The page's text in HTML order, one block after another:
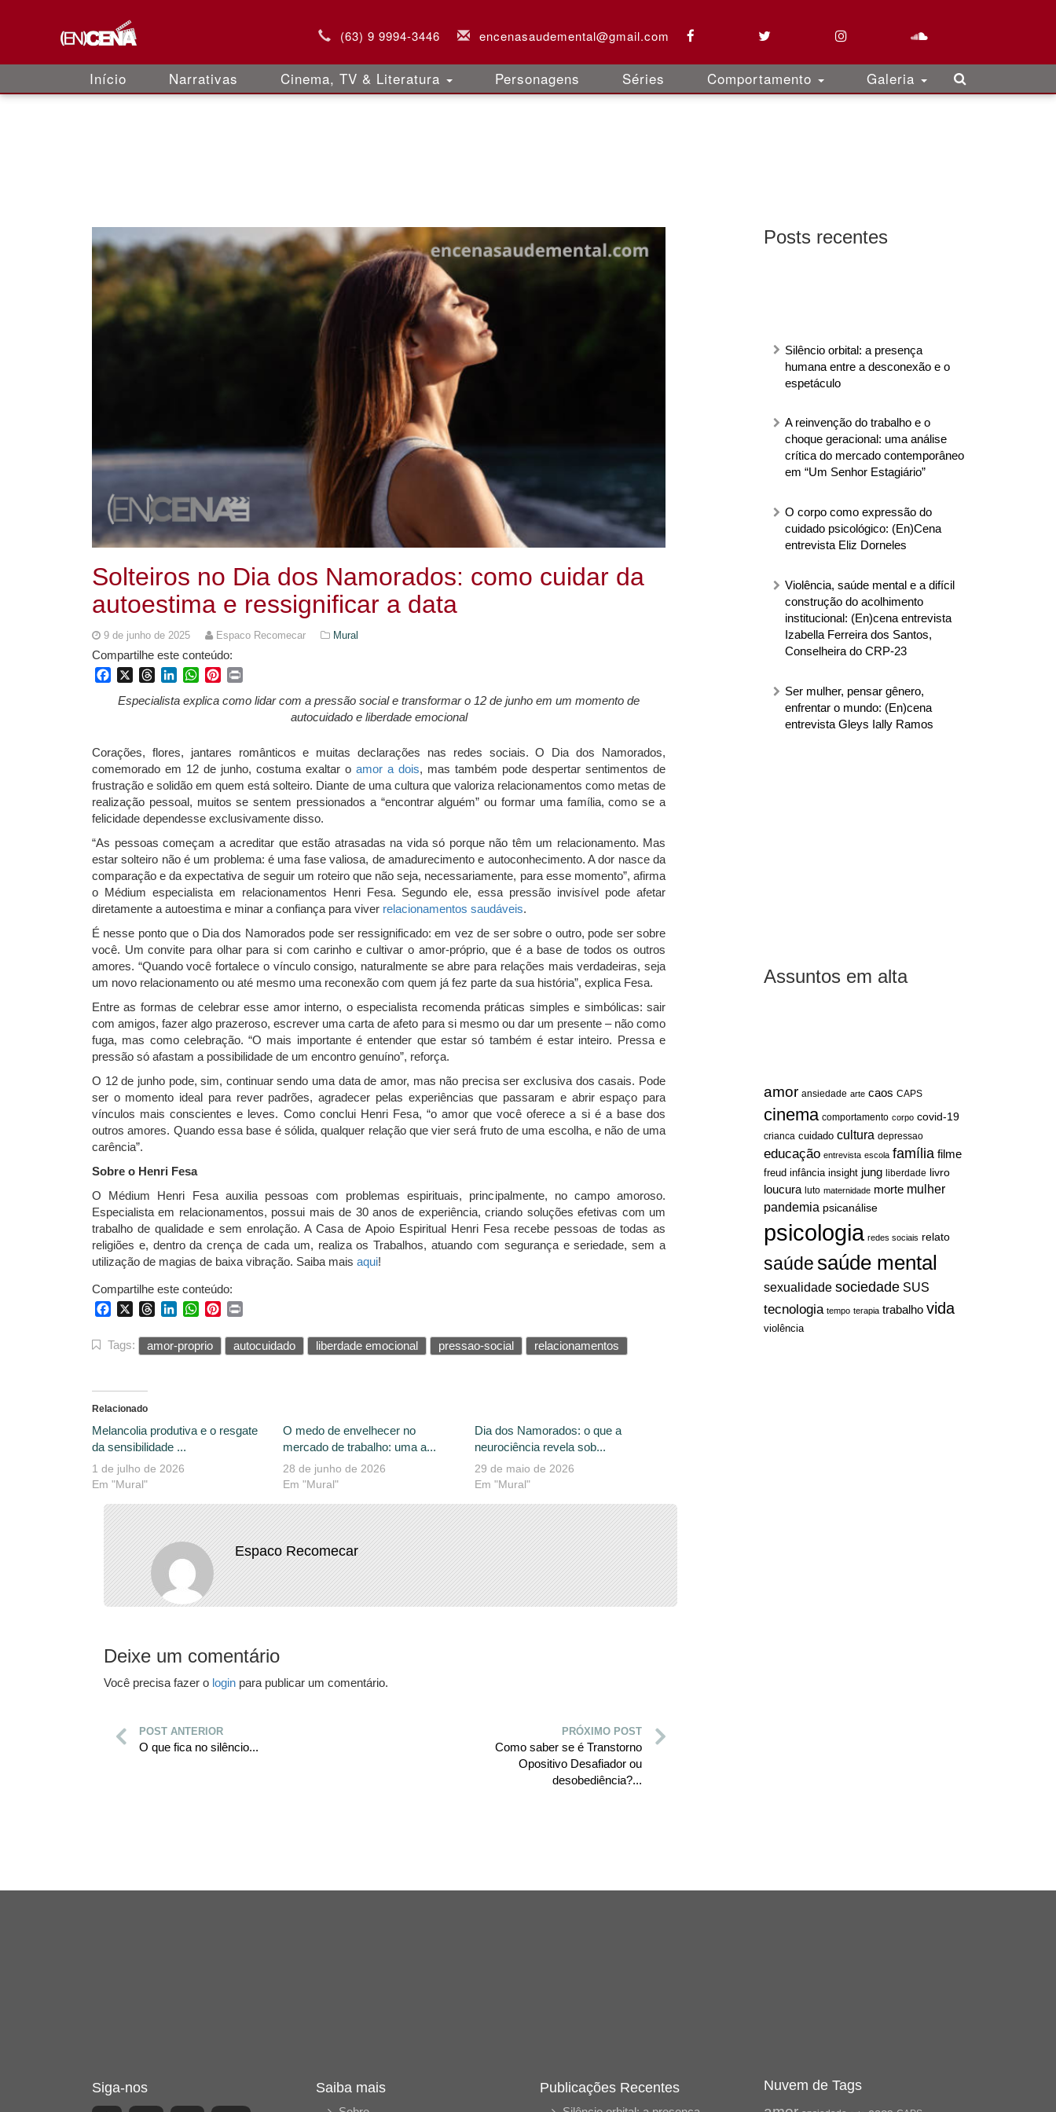
(63) 9 9994-3446 encenasaudemental@gmail.com
Início Narrativas Cinema, TV & Literatura Personagens Séries Comportamento Galeria
Posts recentes
Silêncio orbital: a presença
humana entre a desconexão e o
espetáculo
A reinvenção do trabalho e o
choque geracional: uma análise
crítica do mercado contemporâneo
em “Um Senhor Estagiário”
O corpo como expressão do
cuidado psicológico: (En)Cena
entrevista Eliz Dorneles
Violência, saúde mental e a difícil
construção do acolhimento
institucional: (En)cena entrevista
Izabella Ferreira dos Santos,
Conselheira do CRP-23
Ser mulher, pensar gênero,
enfrentar o mundo: (En)cena
entrevista Gleys Ially Ramos
Assuntos em alta
amor ansiedade arte caos CAPS
cinema comportamento corpo covid-19
crianca cuidado cultura depressao
educação entrevista escola família filme
freud infância insight jung liberdade livro
loucura luto maternidade morte mulher
pandemia psicanálise
psicologia redes sociais relato
saúdesaúde mental
sexualidade sociedade SUS
tecnologia tempo terapia trabalho vida
violência
Solteiros no Dia dos Namorados: como cuidar da
autoestima e ressignificar a data
9 de junho de 2025 Espaco Recomecar Mural
Compartilhe este conteúdo:
FacebookThreadsLinkedInWhatsApp
Pinterest
Especialista explica como lidar com a pressão social e transformar o 12 de junho em um momento de
autocuidado e liberdade emocional
Corações, flores, jantares românticos e muitas declarações nas redes sociais. O Dia dos Namorados,
comemorado em 12 de junho, costuma exaltar o amor a dois, mas também pode despertar sentimentos de
frustração e solidão em quem está solteiro. Diante de uma cultura que valoriza relacionamentos como metas de
realização pessoal, muitos se sentem pressionados a “encontrar alguém” ou formar uma família, como se a
felicidade dependesse exclusivamente disso.
“As pessoas começam a acreditar que estão atrasadas na vida só porque não têm um relacionamento. Mas
estar solteiro não é um problema: é uma fase valiosa, de amadurecimento e autoconhecimento. A dor nasce da
comparação e da expectativa de seguir um roteiro que não seja, necessariamente, para esse momento”, afirma
o Médium especialista em relacionamentos Henri Fesa. Segundo ele, essa pressão invisível pode afetar
diretamente a autoestima e minar a confiança para viver relacionamentos saudáveis.
É nesse ponto que o Dia dos Namorados pode ser ressignificado: em vez de ser sobre o outro, pode ser sobre
você. Um convite para olhar para si com carinho e cultivar o amor-próprio, que é a base de todos os outros
amores. “Quando você fortalece o vínculo consigo, naturalmente se abre para relações mais verdadeiras, seja
um novo relacionamento ou até mesmo uma reconexão com quem já fez parte da sua história”, explica Fesa.
Entre as formas de celebrar esse amor interno, o especialista recomenda práticas simples e simbólicas: sair
com amigos, fazer algo prazeroso, escrever uma carta de afeto para si mesmo ou dar um presente – não como
fuga, mas como celebração. “O mais importante é entender que estar só também é estar inteiro. Pressa e
pressão só afastam a possibilidade de um encontro genuíno”, reforça.
O 12 de junho pode, sim, continuar sendo uma data de amor, mas não precisa ser exclusiva dos casais. Pode
ser o momento ideal para rever padrões, agradecer pelas experiências que passaram e abrir espaço para
vínculos mais conscientes e leves. Como conclui Henri Fesa, “o amor que você oferece a si é a base dos
outros amores. Quando essa base é sólida, qualquer relação que vier será fruto de uma escolha, e não de uma
carência”.
Sobre o Henri Fesa
O Médium Henri Fesa auxilia pessoas com problemas espirituais, principalmente, no campo amoroso.
Especialista em relacionamentos, possui mais de 30 anos de experiência, criando soluções efetivas com um
trabalho de qualidade e sem enrolação. A Casa de Apoio Espiritual Henri Fesa recebe pessoas de todas as
religiões e, dentro da crença de cada um, realiza os Trabalhos, atuando com segurança e seriedade, sem a
utilização de magias de baixa vibração. Saiba mais aqui!
Compartilhe este conteúdo:
FacebookThreadsLinkedInWhatsApp
Pinterest
Tags: amor-proprio autocuidado liberdade emocional pressao-social relacionamentos
Relacionado
Melancolia produtiva e o resgate
da sensibilidade ...
1 de julho de 2026
Em "Mural"
O medo de envelhecer no
mercado de trabalho: uma a...
28 de junho de 2026
Em "Mural"
Dia dos Namorados: o que a
neurociência revela sob...
29 de maio de 2026
Em "Mural"
Espaco Recomecar
Deixe um comentário
Você precisa fazer o login para publicar um comentário.
POST ANTERIOR
O que fica no silêncio...
PRÓXIMO POST
Como saber se é Transtorno
Opositivo Desafiador ou
desobediência?...
Siga-nos Saiba mais Publicações Recentes Nuvem de Tags